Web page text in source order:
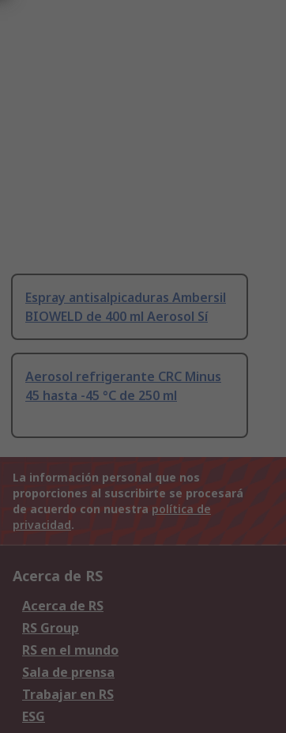
Espray antisalpicaduras Ambersil
BIOWELD de 400 ml Aerosol Sí
Aerosol refrigerante CRC Minus
45 hasta -45 °C de 250 ml
La información personal que nos
proporciones al suscribirte se procesará
de acuerdo con nuestra política de
privacidad.
Acerca de RS
Acerca de RS
RS Group
RS en el mundo
Sala de prensa
Trabajar en RS
ESG